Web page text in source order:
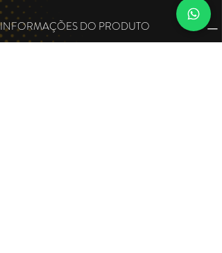
INFORMAÇÕES DO PRODUTO